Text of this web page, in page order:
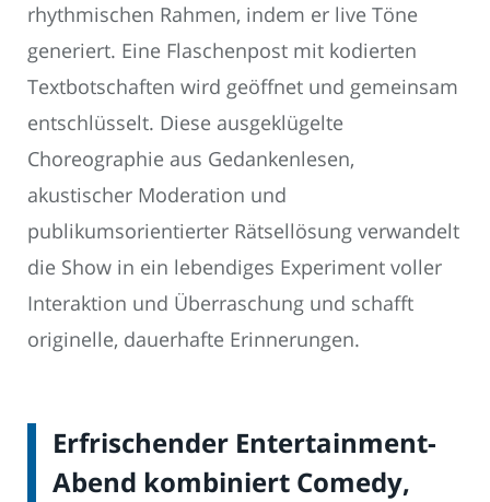
rhythmischen Rahmen, indem er live Töne
generiert. Eine Flaschenpost mit kodierten
Textbotschaften wird geöffnet und gemeinsam
entschlüsselt. Diese ausgeklügelte
Choreographie aus Gedankenlesen,
akustischer Moderation und
publikumsorientierter Rätsellösung verwandelt
die Show in ein lebendiges Experiment voller
Interaktion und Überraschung und schafft
originelle, dauerhafte Erinnerungen.
Erfrischender Entertainment-
Abend kombiniert Comedy,